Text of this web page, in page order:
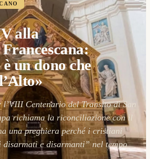
alla
un dono che
Centenario del Transito di San
richiama la riconciliazione con il
una preghiera perché i cristiani
disarmati e disarmanti” nel tempo